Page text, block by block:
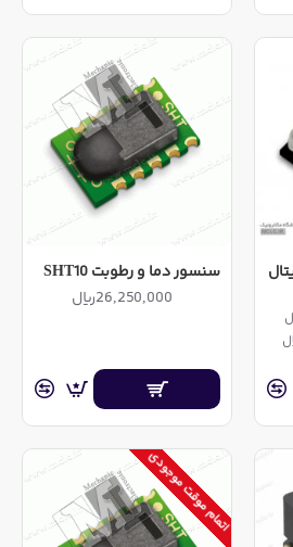
سنسور دما و رطوبت SHT10
26,250,000ریال
اتمام موقت موجودی